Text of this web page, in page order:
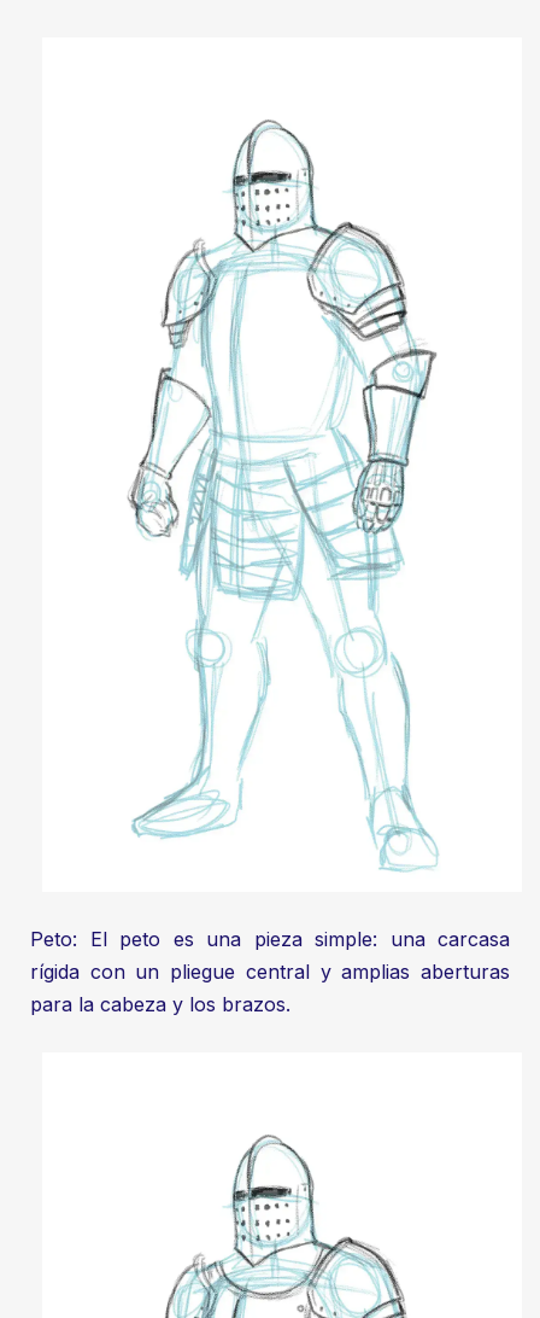
Peto: El peto es una pieza simple: una carcasa
rígida con un pliegue central y amplias aberturas
para la cabeza y los brazos.